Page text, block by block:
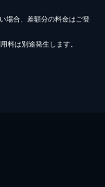
場合、差額分の料金はご登
料は別途発生します。